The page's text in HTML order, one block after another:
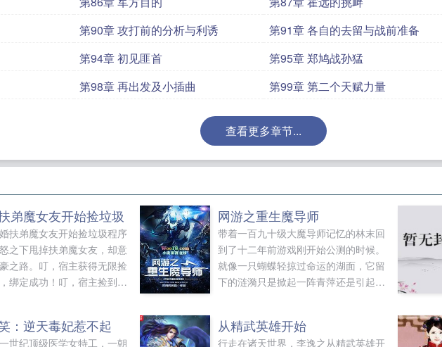
第90章 攻打前的分析与利诱 第91章 各自的去留与战前准备
第94章 初见匪首 第95章 郑鸠战孙猛
第98章 再出发及小插曲 第99章 第二个天赋力量
查看更多章节...
弟魔女友开始捡垃圾
扶弟魔女友开始捡垃圾程序
之下甩掉扶弟魔女友，却意
之路。叮，宿主获得无限捡
绑定成功！叮，宿主捡到可
，奖励法拉利一辆！叮，宿
网游之重生魔导师
带着一百九十级大魔导师记忆的林末回
到了十二年前游戏刚开始公测的时候。
就像一只蝴蝶轻掠过命运的湖面，它留
下的涟漪只是掀起一阵青萍还是引起风
：逆天毒妃惹不起
世纪顶级医学女特工，一朝
从精武英雄开始
行走在诸天世界，李逸之从精武英雄开